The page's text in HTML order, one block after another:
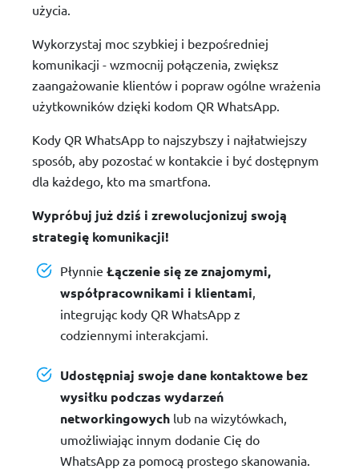
użycia.
Wykorzystaj moc szybkiej i bezpośredniej
komunikacji - wzmocnij połączenia, zwiększ
zaangażowanie klientów i popraw ogólne wrażenia
użytkowników dzięki kodom QR WhatsApp.
Kody QR WhatsApp to najszybszy i najłatwiejszy
sposób, aby pozostać w kontakcie i być dostępnym
dla każdego, kto ma smartfona.
Wypróbuj już dziś i zrewolucjonizuj swoją
strategię komunikacji!
Płynnie Łączenie się ze znajomymi,
współpracownikami i klientami
integrując kody QR WhatsApp z
codziennymi interakcjami.
Udostępniaj swoje dane kontaktowe bez
wysiłku podczas wydarzeń
networkingowych lub na wizytówkach,
umożliwiając innym dodanie Cię do
WhatsApp za pomocą prostego skanowania.